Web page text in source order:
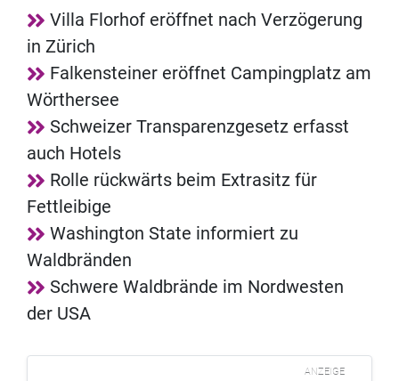
Villa Florhof eröffnet nach Verzögerung
in Zürich
Falkensteiner eröffnet Campingplatz am
Wörthersee
Schweizer Transparenzgesetz erfasst
auch Hotels
Rolle rückwärts beim Extrasitz für
Fettleibige
Washington State informiert zu
Waldbränden
Schwere Waldbrände im Nordwesten
der USA
ANZEIGE